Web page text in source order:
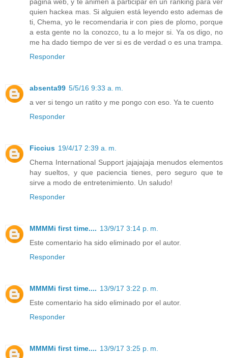
página web, y te animen a participar en un ranking para ver
quien hackea mas. Si alguien está leyendo esto ademas de
ti, Chema, yo le recomendaria ir con pies de plomo, porque
a esta gente no la conozco, tu a lo mejor si. Ya os digo, no
me ha dado tiempo de ver si es de verdad o es una trampa.
Responder
absenta99 5/5/16 9:33 a. m.
a ver si tengo un ratito y me pongo con eso. Ya te cuento
Responder
Ficcius 19/4/17 2:39 a. m.
Chema International Support jajajajaja menudos elementos
hay sueltos, y que paciencia tienes, pero seguro que te
sirve a modo de entretenimiento. Un saludo!
Responder
MMMMi first time.... 13/9/17 3:14 p. m.
Este comentario ha sido eliminado por el autor.
Responder
MMMMi first time.... 13/9/17 3:22 p. m.
Este comentario ha sido eliminado por el autor.
Responder
MMMMi first time.... 13/9/17 3:25 p. m.